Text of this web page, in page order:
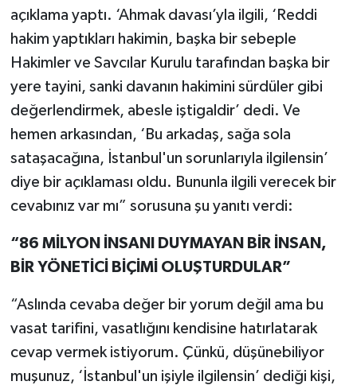
açıklama yaptı. ‘Ahmak davası’yla ilgili, ‘Reddi
hakim yaptıkları hakimin, başka bir sebeple
Hakimler ve Savcılar Kurulu tarafından başka bir
yere tayini, sanki davanın hakimini sürdüler gibi
değerlendirmek, abesle iştigaldir’ dedi. Ve
hemen arkasından, ‘Bu arkadaş, sağa sola
sataşacağına, İstanbul'un sorunlarıyla ilgilensin’
diye bir açıklaması oldu. Bununla ilgili verecek bir
cevabınız var mı” sorusuna şu yanıtı verdi:
“86 MİLYON İNSANI DUYMAYAN BİR İNSAN,
BİR YÖNETİCİ BİÇİMİ OLUŞTURDULAR”
“Aslında cevaba değer bir yorum değil ama bu
vasat tarifini, vasatlığını kendisine hatırlatarak
cevap vermek istiyorum. Çünkü, düşünebiliyor
muşunuz, ‘İstanbul'un işiyle ilgilensin’ dediği kişi,